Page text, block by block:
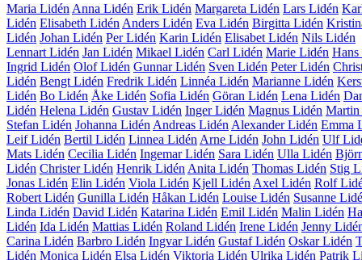
Maria Lidén Anna Lidén Erik Lidén Margareta Lidén Lars Lidén
Lidén Elisabeth Lidén Anders Lidén Eva Lidén Birgitta Lidén
Lidén Johan Lidén Per Lidén Karin Lidén Elisabet Lidén Nils Lidén
Lennart Lidén Jan Lidén Mikael Lidén Carl Lidén Marie Lidén
Ingrid Lidén Olof Lidén Gunnar Lidén Sven Lidén Peter Lidén
Lidén Bengt Lidén Fredrik Lidén Linnéa Lidén Marianne Lidén
Lidén Bo Lidén Åke Lidén Sofia Lidén Göran Lidén Lena Lidén
Lidén Helena Lidén Gustav Lidén Inger Lidén Magnus Lidén
Stefan Lidén Johanna Lidén Andreas Lidén Alexander Lidén Emma
Leif Lidén Bertil Lidén Linnea Lidén Arne Lidén John Lidén Ulf
Mats Lidén Cecilia Lidén Ingemar Lidén Sara Lidén Ulla Lidén
Lidén Christer Lidén Henrik Lidén Anita Lidén Thomas Lidén Stig
Jonas Lidén Elin Lidén Viola Lidén Kjell Lidén Axel Lidén Rolf
Robert Lidén Gunilla Lidén Håkan Lidén Louise Lidén Susanne
Linda Lidén David Lidén Katarina Lidén Emil Lidén Malin Lidén
Lidén Ida Lidén Mattias Lidén Roland Lidén Irene Lidén Jenny
Carina Lidén Barbro Lidén Ingvar Lidén Gustaf Lidén Oskar Lidén
Lidén Monica Lidén Elsa Lidén Viktoria Lidén Ulrika Lidén Patrik